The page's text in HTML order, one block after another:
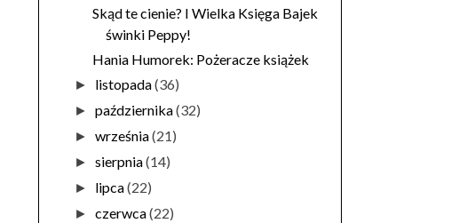
Skąd te cienie? I Wielka Księga Bajek
świnki Peppy!
Hania Humorek: Pożeracze książek
► listopada(36)
►października(32)
►września(21)
►sierpnia(14)
► lipca(22)
►czerwca(22)